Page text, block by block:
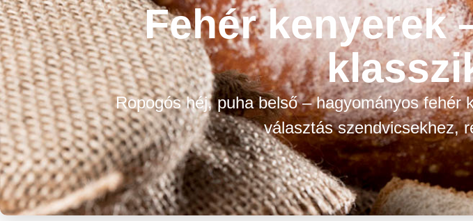
Fehér kenyerek
Ropogós héj, puha belső – hagyományos
választás szendvicsekhez,